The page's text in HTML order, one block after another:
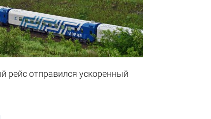
отправился ускоренный